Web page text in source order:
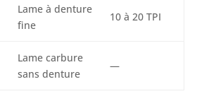
Lame à denture
fine
10 à 20 TPI
Lame carbure
sans denture
—